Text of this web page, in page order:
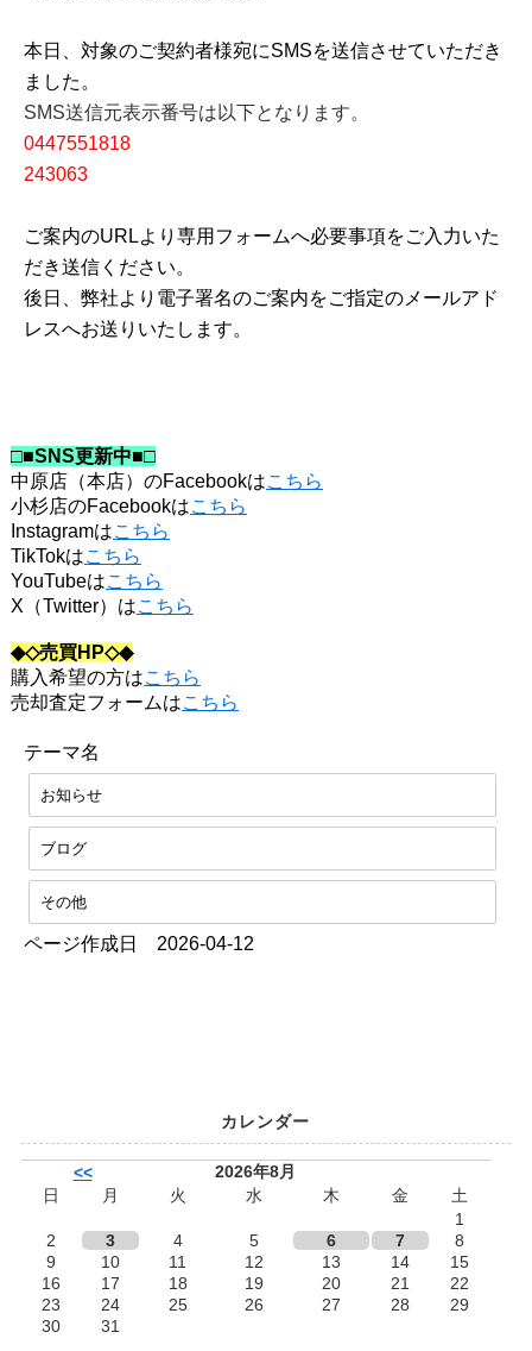
本日、対象のご契約者様宛にSMSを送信させていただき
ました。
SMS送信元表示番号は以下となります。
0447551818
243063
ご案内のURLより専用フォームへ必要事項をご入力いた
だき送信ください。
後日、弊社より電子署名のご案内をご指定のメールアド
レスへお送りいたします。
□■SNS更新中■□
中原店（本店）のFacebookはこちら
小杉店のFacebookはこちら
Instagramはこちら
TikTokはこちら
YouTubeはこちら
X（Twitter）はこちら
◆◇売買HP◇◆
購入希望の方はこちら
売却査定フォームはこちら
テーマ名
お知らせ
ブログ
その他
ページ作成日 2026-04-12
カレンダー
<<
2026年8月
日
月 火 水 木 金
土
1
2
3 4 5 6 7
8
9
10 11 12 13 14
15
16
17 18 19 20 21
22
23
24 25 26 27 28
29
30
31